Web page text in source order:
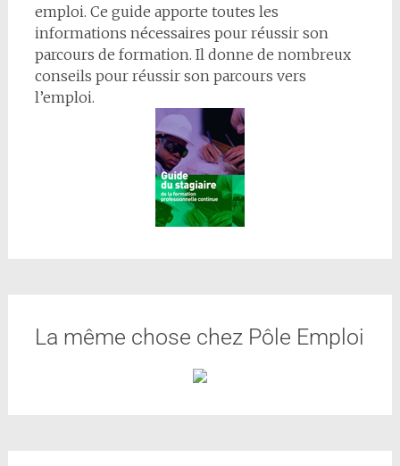
emploi. Ce guide apporte toutes les
informations nécessaires pour réussir son
parcours de formation. Il donne de nombreux
conseils pour réussir son parcours vers
l’emploi.
La même chose chez Pôle Emploi